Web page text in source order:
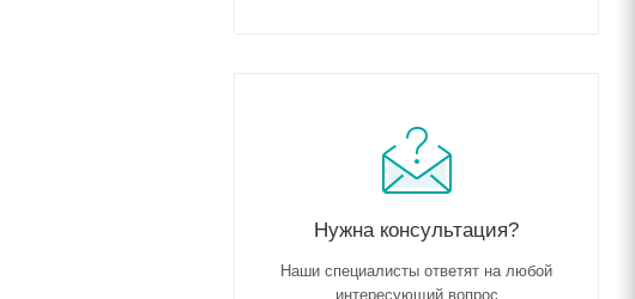
Нужна консультация?
Наши специалисты ответят на любой
интересующий вопрос